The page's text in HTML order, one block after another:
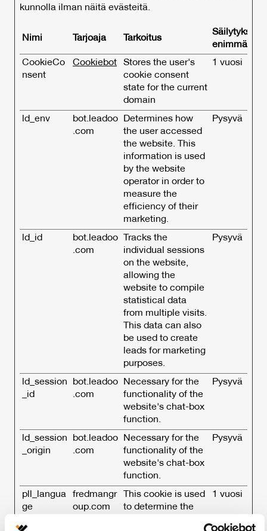
kunnolla ilman näitä evästeitä.
Nimi Tarjoaja Tarkoitus
Säilytyksen
CookieCo
nsent
Cookiebot
Stores the user's
cookie consent
state for the current
domain
1 vuosi
ld_env
bot.leadoo
.com
Determines how
the user accessed
the website. This
information is used
by the website
operator in order to
measure the
efficiency of their
marketing.
Pysyvä
ld_id
bot.leadoo
.com
Tracks the
individual sessions
on the website,
allowing the
website to compile
statistical data
from multiple visits.
This data can also
be used to create
leads for marketing
purposes.
Pysyvä
ld_session
_id
bot.leadoo
.com
Necessary for the
functionality of the
website's chat-box
function.
Pysyvä
ld_session
_origin
bot.leadoo
.com
Necessary for the
functionality of the
website's chat-box
function.
Pysyvä
pll_langua
ge
fredmangr
oup.com
This cookie is used
to determine the
1 vuosi